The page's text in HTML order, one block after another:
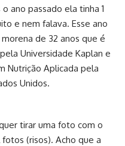
ano passado ela tinha 1
e nem falava. Esse ano
de 32 anos que é
Universidade Kaplan e
Nutrição Aplicada pela
Unidos.
tirar uma foto com o
(risos). Acho que a